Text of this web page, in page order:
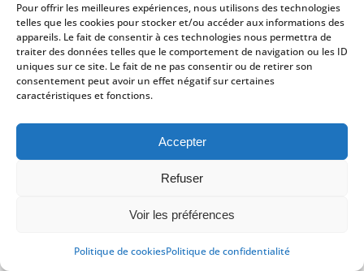
Pour offrir les meilleures expériences, nous utilisons des technologies
telles que les cookies pour stocker et/ou accéder aux informations des
appareils. Le fait de consentir à ces technologies nous permettra de
traiter des données telles que le comportement de navigation ou les ID
uniques sur ce site. Le fait de ne pas consentir ou de retirer son
consentement peut avoir un effet négatif sur certaines
caractéristiques et fonctions.
Accepter
Refuser
Voir les préférences
Politique de cookiesPolitique de confidentialité